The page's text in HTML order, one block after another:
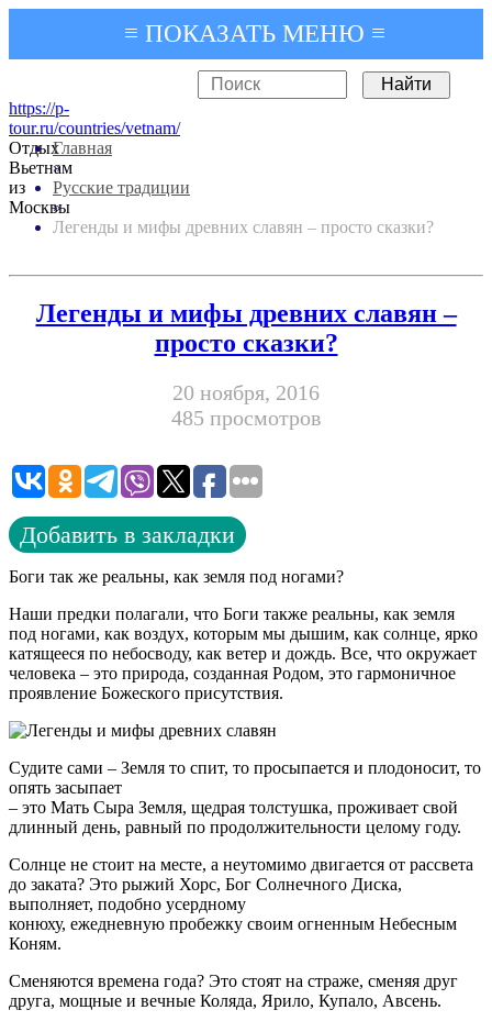
≡ ПОКАЗАТЬ МЕНЮ ≡
https://p-
tour.ru/countries/vetnam/
Отдых
Вьетнам
из
Москвы
Главная
»
Русские традиции
»
Легенды и мифы древних славян – просто сказки?
Легенды и мифы древних славян –
просто сказки?
20 ноября, 2016
485 просмотров
Добавить в закладки
Боги так же реальны, как земля под ногами?
Наши предки полагали, что Боги также реальны, как земля
под ногами, как воздух, которым мы дышим, как солнце, ярко
катящееся по небосводу, как ветер и дождь. Все, что окружает
человека – это природа, созданная Родом, это гармоничное
проявление Божеского присутствия.
Судите сами – Земля то спит, то просыпается и плодоносит, то
опять засыпает
– это Мать Сыра Земля, щедрая толстушка, проживает свой
длинный день, равный по продолжительности целому году.
Солнце не стоит на месте, а неутомимо двигается от рассвета
до заката? Это рыжий Хорс, Бог Солнечного Диска,
выполняет, подобно усердному
конюху, ежедневную пробежку своим огненным Небесным
Коням.
Сменяются времена года? Это стоят на страже, сменяя друг
друга, мощные и вечные Коляда, Ярило, Купало, Авсень.